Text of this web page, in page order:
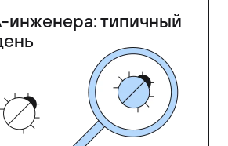
инженера: типичный